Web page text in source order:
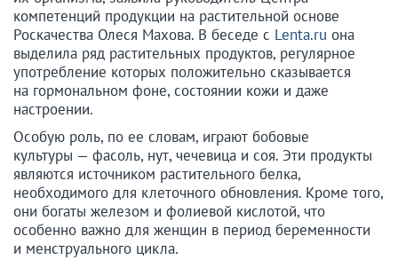
компетенций продукции на растительной основе
Роскачества Олеся Махова. В беседе с Lenta.ru она
выделила ряд растительных продуктов, регулярное
употребление которых положительно сказывается
на гормональном фоне, состоянии кожи и даже
настроении.
Особую роль, по ее словам, играют бобовые
культуры — фасоль, нут, чечевица и соя. Эти продукты
являются источником растительного белка,
необходимого для клеточного обновления. Кроме того,
они богаты железом и фолиевой кислотой, что
особенно важно для женщин в период беременности
и менструального цикла.